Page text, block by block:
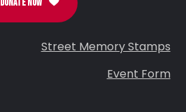
DONATE NOW
Street Memory Stamps
Event Form